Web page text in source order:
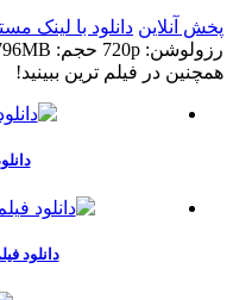
پخش آنلاین دانلود با لينک
رزولوشن: 720p
حجم: 796MB
همچنين در فيلم ترين ببينيد!
دانلود